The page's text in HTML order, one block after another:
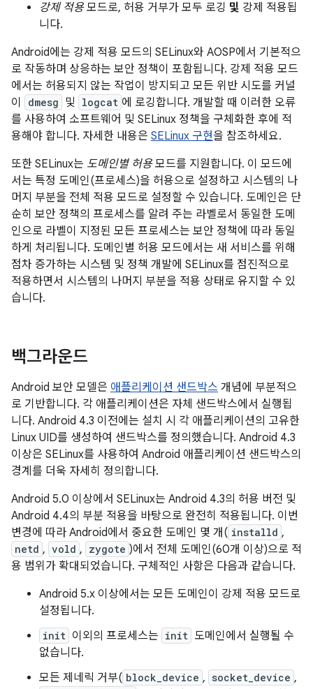
강제 적용모드로, 허용 거부가 모두 로깅 및 강제 적용됩
니다.
Android에는 강제 적용 모드의 SELinux와 AOSP에서 기본적으
로 작동하며 상응하는 보안 정책이 포함됩니다. 강제 적용 모드
에서는 허용되지 않는 작업이 방지되고 모든 위반 시도를 커널
이
dmesg 및 logcat 에 로깅합니다. 개발할 때 이러한 오류
를 사용하여 소프트웨어 및 SELinux 정책을 구체화한 후에 적
용해야 합니다. 자세한 내용은 SELinux 구현을 참조하세요.
또한 SELinux는 도메인별 허용모드를 지원합니다. 이 모드에
서는 특정 도메인(프로세스)을 허용으로 설정하고 시스템의 나
머지 부분을 전체 적용 모드로 설정할 수 있습니다. 도메인은 단
순히 보안 정책의 프로세스를 알려 주는 라벨로서 동일한 도메
인으로 라벨이 지정된 모든 프로세스는 보안 정책에 따라 동일
하게 처리됩니다. 도메인별 허용 모드에서는 새 서비스를 위해
점차 증가하는 시스템 및 정책 개발에 SELinux를 점진적으로
적용하면서 시스템의 나머지 부분을 적용 상태로 유지할 수 있
습니다.
백그라운드
Android 보안 모델은 애플리케이션 샌드박스 개념에 부분적으
로 기반합니다. 각 애플리케이션은 자체 샌드박스에서 실행됩
니다. Android 4.3 이전에는 설치 시 각 애플리케이션의 고유한
Linux UID를 생성하여 샌드박스를 정의했습니다. Android 4.3
이상은 SELinux를 사용하여 Android 애플리케이션 샌드박스의
경계를 더욱 자세히 정의합니다.
Android 5.0 이상에서 SELinux는 Android 4.3의 허용 버전 및
Android 4.4의 부분 적용을 바탕으로 완전히 적용됩니다. 이번
변경에 따라 Android에서 중요한 도메인 몇 개( installd ,
netd , vold , zygote )에서 전체 도메인(60개 이상)으로 적
용 범위가 확대되었습니다. 구체적인 사항은 다음과 같습니다.
Android 5.x 이상에서는 모든 도메인이 강제 적용 모드로
설정됩니다.
init 이외의 프로세스는 init 도메인에서 실행될 수
없습니다.
모든 제네릭 거부( block_device , socket_device ,